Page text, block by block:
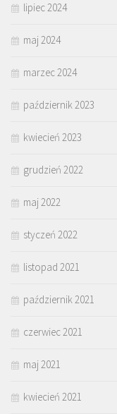
lipiec 2024
maj 2024
marzec 2024
październik 2023
kwiecień 2023
grudzień 2022
maj 2022
styczeń 2022
listopad 2021
październik 2021
czerwiec 2021
maj 2021
kwiecień 2021